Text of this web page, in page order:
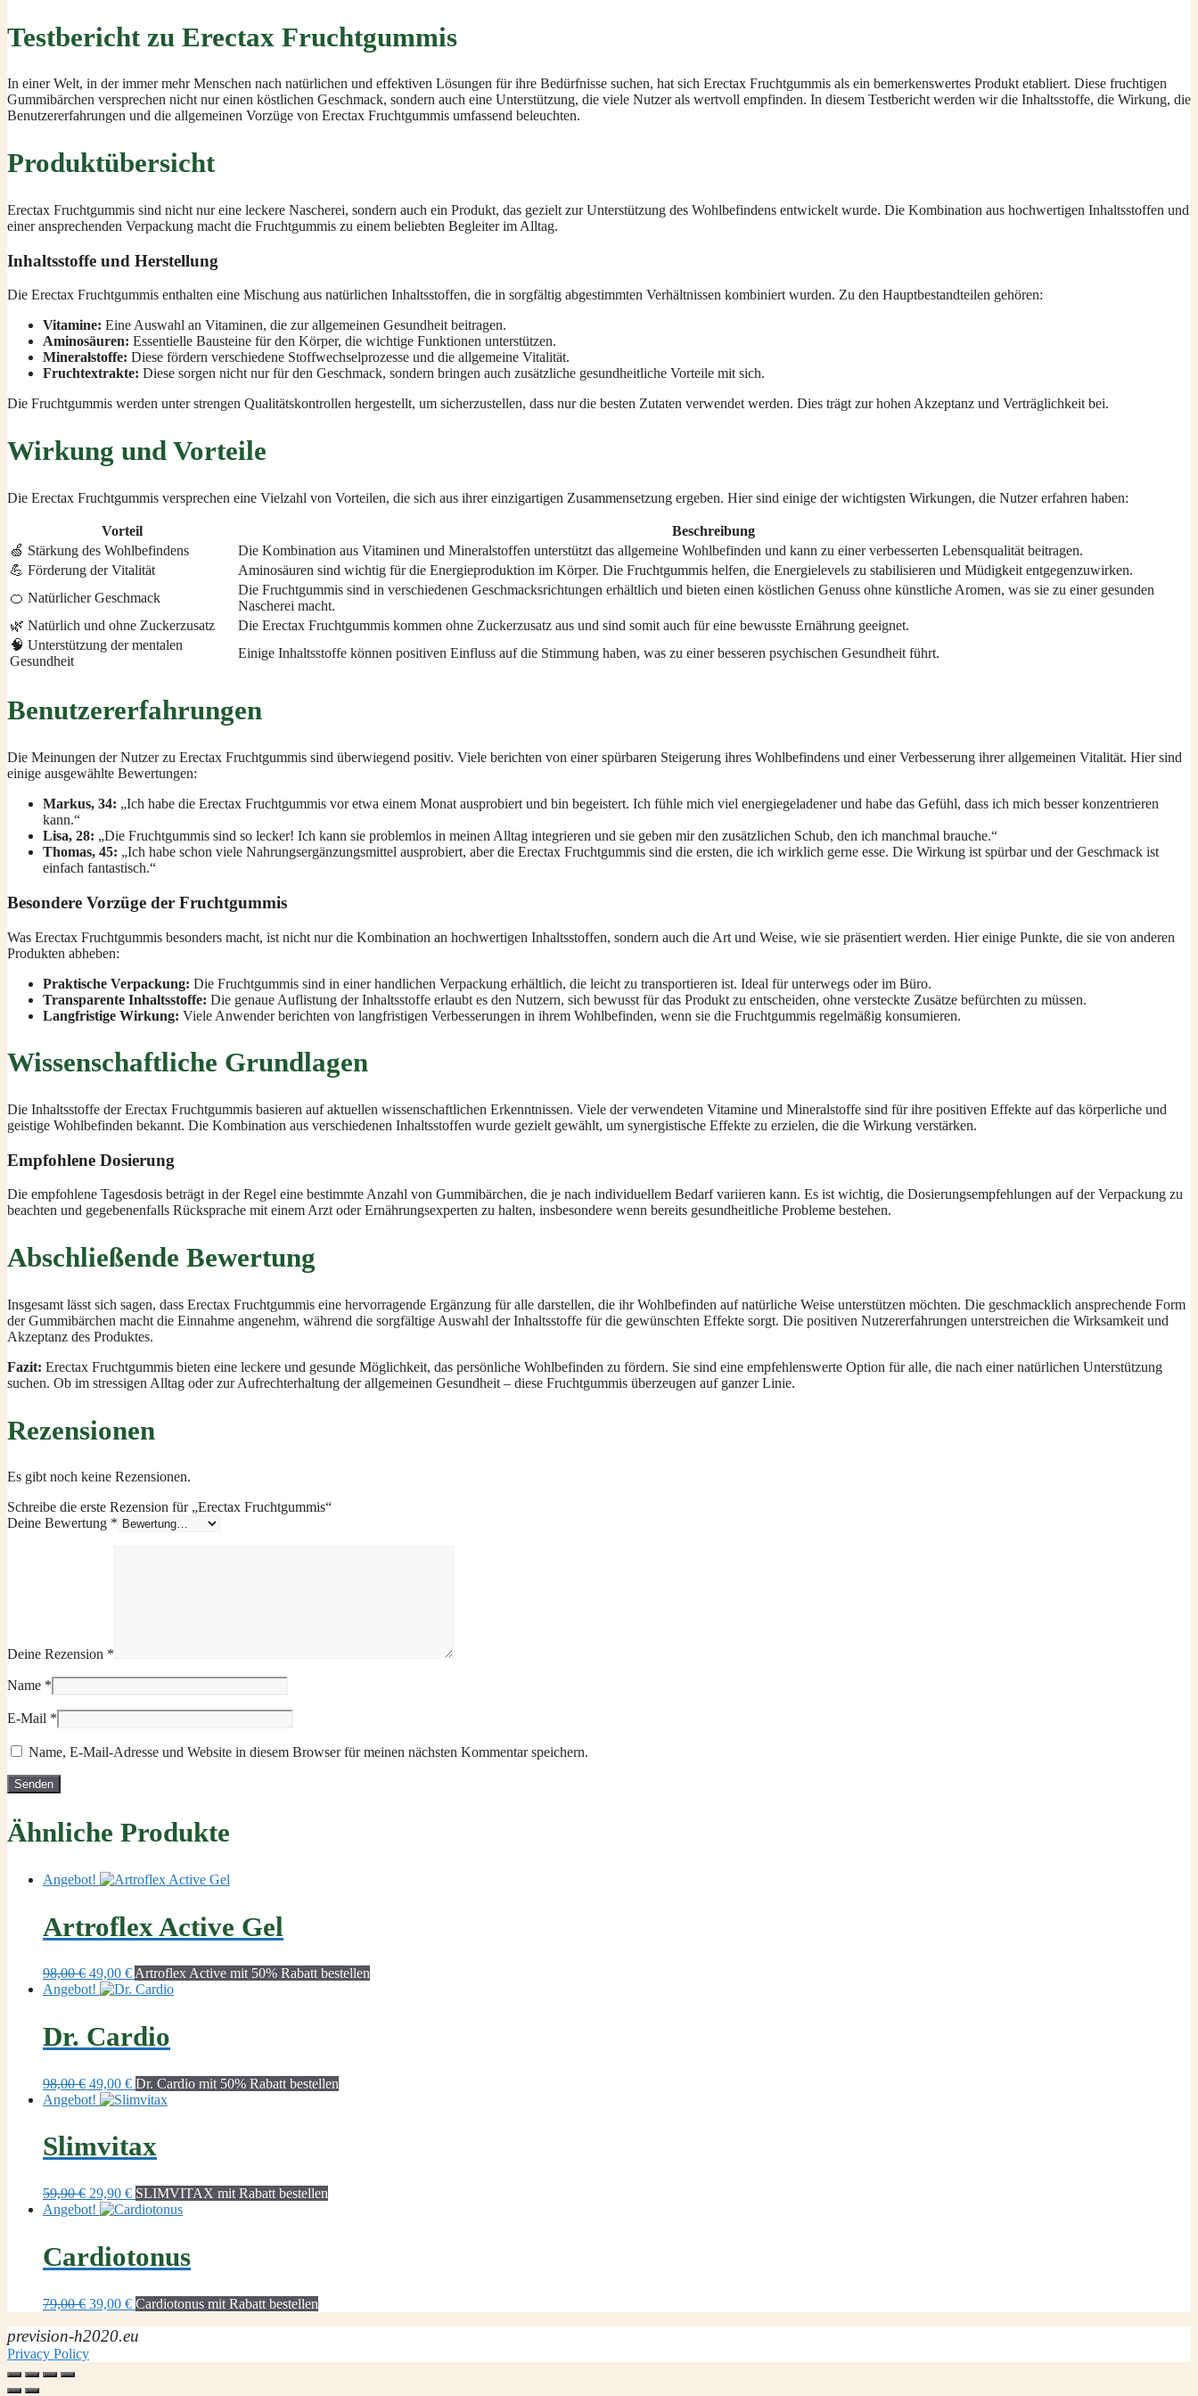
Testbericht zu Erectax Fruchtgummis
In einer Welt, in der immer mehr Menschen nach natürlichen und effektiven Lösungen für ihre Bedürfnisse suchen, hat sich Erectax Fruchtgummis als ein bemerkenswertes Produkt etabliert. Diese fruchtigen
Gummibärchen versprechen nicht nur einen köstlichen Geschmack, sondern auch eine Unterstützung, die viele Nutzer als wertvoll empfinden. In diesem Testbericht werden wir die Inhaltsstoffe, die Wirkung, die
Benutzererfahrungen und die allgemeinen Vorzüge von Erectax Fruchtgummis umfassend beleuchten.
Produktübersicht
Erectax Fruchtgummis sind nicht nur eine leckere Nascherei, sondern auch ein Produkt, das gezielt zur Unterstützung des Wohlbefindens entwickelt wurde. Die Kombination aus hochwertigen Inhaltsstoffen und
einer ansprechenden Verpackung macht die Fruchtgummis zu einem beliebten Begleiter im Alltag.
Inhaltsstoffe und Herstellung
Die Erectax Fruchtgummis enthalten eine Mischung aus natürlichen Inhaltsstoffen, die in sorgfältig abgestimmten Verhältnissen kombiniert wurden. Zu den Hauptbestandteilen gehören:
Vitamine: Eine Auswahl an Vitaminen, die zur allgemeinen Gesundheit beitragen.
Aminosäuren: Essentielle Bausteine für den Körper, die wichtige Funktionen unterstützen.
Mineralstoffe: Diese fördern verschiedene Stoffwechselprozesse und die allgemeine Vitalität.
Fruchtextrakte: Diese sorgen nicht nur für den Geschmack, sondern bringen auch zusätzliche gesundheitliche Vorteile mit sich.
Die Fruchtgummis werden unter strengen Qualitätskontrollen hergestellt, um sicherzustellen, dass nur die besten Zutaten verwendet werden. Dies trägt zur hohen Akzeptanz und Verträglichkeit bei.
Wirkung und Vorteile
Die Erectax Fruchtgummis versprechen eine Vielzahl von Vorteilen, die sich aus ihrer einzigartigen Zusammensetzung ergeben. Hier sind einige der wichtigsten Wirkungen, die Nutzer erfahren haben:
Vorteil
Beschreibung
🍏 Stärkung des Wohlbefindens
Die Kombination aus Vitaminen und Mineralstoffen unterstützt das allgemeine Wohlbefinden und kann zu einer verbesserten Lebensqualität beitragen.
💪 Förderung der Vitalität
Aminosäuren sind wichtig für die Energieproduktion im Körper. Die Fruchtgummis helfen, die Energielevels zu stabilisieren und Müdigkeit entgegenzuwirken.
🍊 Natürlicher Geschmack
Die Fruchtgummis sind in verschiedenen Geschmacksrichtungen erhältlich und bieten einen köstlichen Genuss ohne künstliche Aromen, was sie zu einer gesunden
Nascherei macht.
🌿 Natürlich und ohne Zuckerzusatz
Die Erectax Fruchtgummis kommen ohne Zuckerzusatz aus und sind somit auch für eine bewusste Ernährung geeignet.
🧠 Unterstützung der mentalen
Gesundheit
Einige Inhaltsstoffe können positiven Einfluss auf die Stimmung haben, was zu einer besseren psychischen Gesundheit führt.
Benutzererfahrungen
Die Meinungen der Nutzer zu Erectax Fruchtgummis sind überwiegend positiv. Viele berichten von einer spürbaren Steigerung ihres Wohlbefindens und einer Verbesserung ihrer allgemeinen Vitalität. Hier sind
einige ausgewählte Bewertungen:
Markus, 34: „Ich habe die Erectax Fruchtgummis vor etwa einem Monat ausprobiert und bin begeistert. Ich fühle mich viel energiegeladener und habe das Gefühl, dass ich mich besser konzentrieren
kann.“
Lisa, 28: „Die Fruchtgummis sind so lecker! Ich kann sie problemlos in meinen Alltag integrieren und sie geben mir den zusätzlichen Schub, den ich manchmal brauche.“
Thomas, 45: „Ich habe schon viele Nahrungsergänzungsmittel ausprobiert, aber die Erectax Fruchtgummis sind die ersten, die ich wirklich gerne esse. Die Wirkung ist spürbar und der Geschmack ist
einfach fantastisch.“
Besondere Vorzüge der Fruchtgummis
Was Erectax Fruchtgummis besonders macht, ist nicht nur die Kombination an hochwertigen Inhaltsstoffen, sondern auch die Art und Weise, wie sie präsentiert werden. Hier einige Punkte, die sie von anderen
Produkten abheben:
Praktische Verpackung: Die Fruchtgummis sind in einer handlichen Verpackung erhältlich, die leicht zu transportieren ist. Ideal für unterwegs oder im Büro.
Transparente Inhaltsstoffe: Die genaue Auflistung der Inhaltsstoffe erlaubt es den Nutzern, sich bewusst für das Produkt zu entscheiden, ohne versteckte Zusätze befürchten zu müssen.
Langfristige Wirkung: Viele Anwender berichten von langfristigen Verbesserungen in ihrem Wohlbefinden, wenn sie die Fruchtgummis regelmäßig konsumieren.
Wissenschaftliche Grundlagen
Die Inhaltsstoffe der Erectax Fruchtgummis basieren auf aktuellen wissenschaftlichen Erkenntnissen. Viele der verwendeten Vitamine und Mineralstoffe sind für ihre positiven Effekte auf das körperliche und
geistige Wohlbefinden bekannt. Die Kombination aus verschiedenen Inhaltsstoffen wurde gezielt gewählt, um synergistische Effekte zu erzielen, die die Wirkung verstärken.
Empfohlene Dosierung
Die empfohlene Tagesdosis beträgt in der Regel eine bestimmte Anzahl von Gummibärchen, die je nach individuellem Bedarf variieren kann. Es ist wichtig, die Dosierungsempfehlungen auf der Verpackung zu
beachten und gegebenenfalls Rücksprache mit einem Arzt oder Ernährungsexperten zu halten, insbesondere wenn bereits gesundheitliche Probleme bestehen.
Abschließende Bewertung
Insgesamt lässt sich sagen, dass Erectax Fruchtgummis eine hervorragende Ergänzung für alle darstellen, die ihr Wohlbefinden auf natürliche Weise unterstützen möchten. Die geschmacklich ansprechende Form
der Gummibärchen macht die Einnahme angenehm, während die sorgfältige Auswahl der Inhaltsstoffe für die gewünschten Effekte sorgt. Die positiven Nutzererfahrungen unterstreichen die Wirksamkeit und
Akzeptanz des Produktes.
Fazit: Erectax Fruchtgummis bieten eine leckere und gesunde Möglichkeit, das persönliche Wohlbefinden zu fördern. Sie sind eine empfehlenswerte Option für alle, die nach einer natürlichen Unterstützung
suchen. Ob im stressigen Alltag oder zur Aufrechterhaltung der allgemeinen Gesundheit – diese Fruchtgummis überzeugen auf ganzer Linie.
Rezensionen
Es gibt noch keine Rezensionen.
Schreibe die erste Rezension für „Erectax Fruchtgummis“
Deine Bewertung *
Deine Rezension *
Name *
E-Mail *
Name, E-Mail-Adresse und Website in diesem Browser für meinen nächsten Kommentar speichern.
Ähnliche Produkte
Angebot!
Artroflex Active Gel
98,00€ Ursprünglicher
Preis
49,00 €Aktueller
Preis
Artroflex Active mit 50% Rabatt bestellen
Angebot!
Dr. Cardio
98,00€ Ursprünglicher
Preis
49,00 €Aktueller
Preis
Dr. Cardio mit 50% Rabatt bestellen
Angebot!
Slimvitax
59,90€ Ursprünglicher
Preis
29,90 €Aktueller
Preis
SLIMVITAX mit Rabatt bestellen
Angebot!
Cardiotonus
79,00€ Ursprünglicher
war:
79,00 €
39,00 €Aktueller
ist:
Cardiotonus mit Rabatt bestellen
prevision-h2020.eu
Privacy Policy